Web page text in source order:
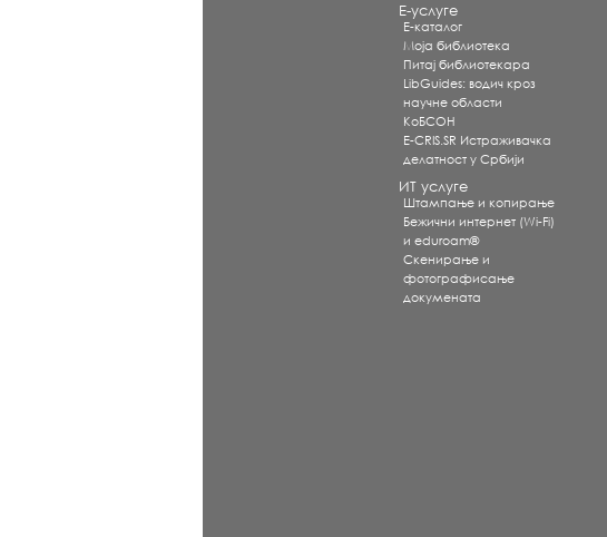
Е-услуге
Е-каталог
Моја библиотека
Питај библиотекара
LibGuides: водич кроз
научне области
КоБСОН
E-CRIS.SR Истраживачка
делатност у Србији
ИТ услуге
Штампање и копирање
Бежични интернет (Wi-Fi)
и eduroam®
Скенирање и
фотографисање
докумената